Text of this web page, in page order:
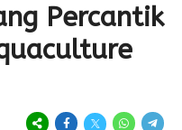
Percantik